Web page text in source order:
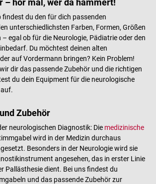
findest du den für dich passenden
unterschiedlichsten Farben, Formen, Größen
egal ob für die Neurologie, Pädiatrie oder den
Du möchtest deinen alten
auf Vordermann bringen? Kein Problem!
dir das passende Zubehör und die richtigen
du dein Equipment für die neurologische
Zubehör
neurologischen Diagnostik: Die medizinische
wird in der Medizin durchaus
Besonders in der Neurologie wird sie
angesehen, das in erster Linie
Pallästhesie dient. Bei uns findest du
und das passende Zubehör zur